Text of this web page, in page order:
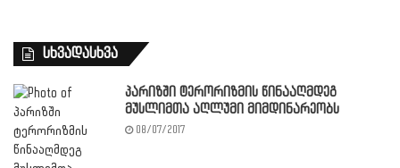
სხვადასხვა
პარიზში ტერორიზმის წინააღმდეგ
მუსლიმთა აღლუმი მიმდინარეობს
08/07/2017